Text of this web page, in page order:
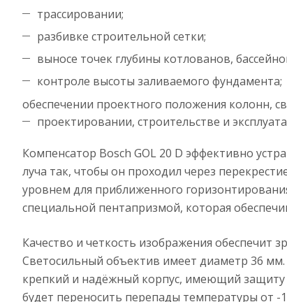
трассировании;
разбивке строительной сетки;
выносе точек глубины котлованов,
контроле высоты заливаемого фундамента;
обеспечении проектного положения колонн,
проектировании, строительстве и
Компенсатор Bosch GOL 20 D эффективно
луча так, чтобы он проходил через
уровнем для приближенного
специальной пентапризмой, которая
Качество и четкость изображения обеспечит
Светосильный объектив имеет диаметр 36
крепкий и надёжный корпус, имеющий защиту
будет переносить перепады температуры от -